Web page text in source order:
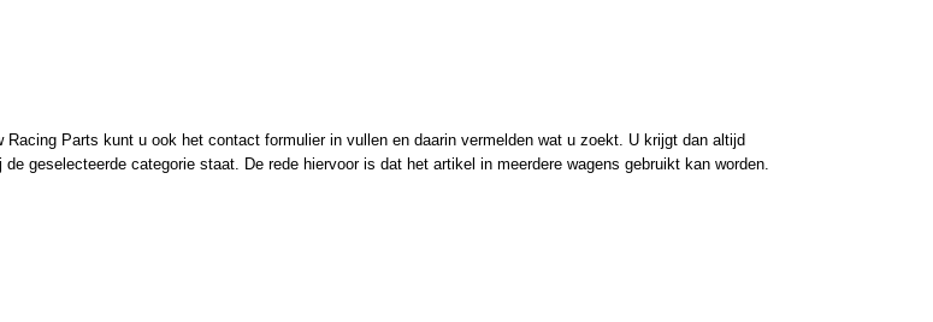
Parts kunt u ook het contact formulier in vullen en daarin vermelden wat u zoekt. U krijgt dan altijd
geselecteerde categorie staat. De rede hiervoor is dat het artikel in meerdere wagens gebruikt kan worden.